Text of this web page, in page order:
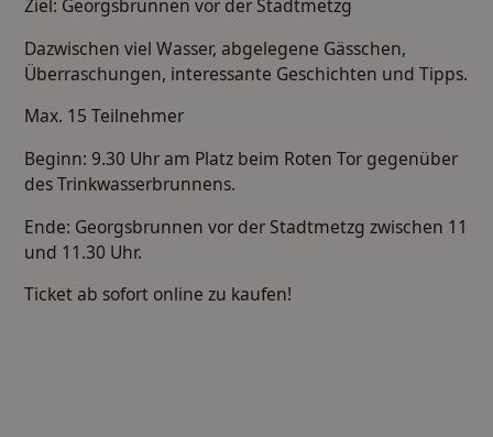
Ziel: Georgsbrunnen vor der Stadtmetzg
Dazwischen viel Wasser, abgelegene Gässchen,
Überraschungen, interessante Geschichten und Tipps.
Max. 15 Teilnehmer
Beginn: 9.30 Uhr am Platz beim Roten Tor gegenüber
des Trinkwasserbrunnens.
Ende: Georgsbrunnen vor der Stadtmetzg zwischen 11
und 11.30 Uhr.
Ticket ab sofort online zu kaufen!